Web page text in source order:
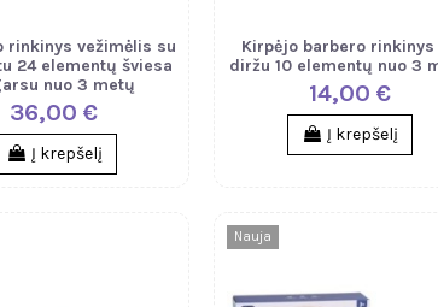
rinkinys vežimėlis su
24 elementų šviesa
nuo 3 metų
36,00 €
Į krepšelį
Kirpėjo barbero rinkinys
diržu 10 elementų nuo 3
14,00 €
Į krepšelį
Nauja